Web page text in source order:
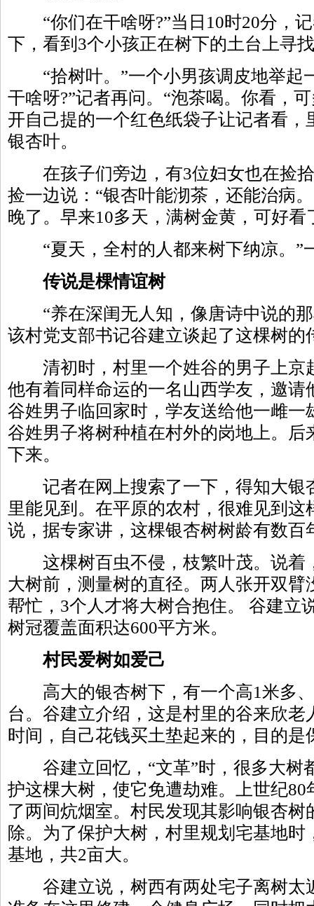
“你们在干啥呀?”当日10时20分，记
下，看到3个小孩正在树下的土台上寻
“拾树叶。”一个小男孩调皮地举起
干啥呀?”记者再问。“泡茶喝。你看，
开自己提的一个红色纸袋子让记者看，
银杏叶。
在孩子们旁边，有3位妇女也在捡拾
捡一边说：“银杏叶能沏茶，还能治病
晚了。早来10多天，满树金黄，可好看
“夏天，全村的人都来树下纳凉。”
传说是棵情谊树
“养在深闺无人知，像唐诗中说的那
该村党支部书记谷建立谈起了这棵树的
清初时，村里一个姓谷的男子上京
他有着同样命运的一名山西学友，邀请
谷姓男子临回家时，学友送给他一雌一
谷姓男子将树种植在村外的岗地上。后
下来。
记者在网上搜索了一下，得知大银
里能见到。在平原的农村，很难见到这
说，据专家讲，这棵银杏树树龄有数百
这棵树百虫不侵，枝繁叶茂。说着
大树前，测量树的直径。两人张开双臂
帮忙，3个人才将大树合抱住。 谷建立
树冠覆盖面积达600平方米。
村民爱树如爱己
高大的银杏树下，有一个高1米多、
台。谷建立介绍，这是村里的谷来欣老
时间，自己花钱买土垫起来的，目的是
谷建立回忆，“文革”时，很多大树
护这棵大树，使它免遭劫难。上世纪
了两间炕烟室。村民发现其影响银杏
除。为了保护大树，村里规划宅基地时
基地，共2亩大。
谷建立说，树西有两处宅子离树太